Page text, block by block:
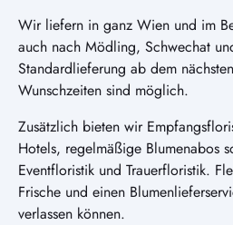
Wir liefern in ganz Wien und im
auch nach Mödling, Schwechat
Standardlieferung ab dem
Wunschzeiten sind möglich.
Zusätzlich bieten wir
Hotels, regelmäßige Blumenabos
Eventfloristik und Trauerfloristik.
Frische und einen
verlassen können.